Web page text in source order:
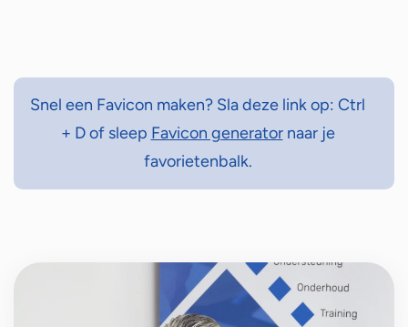
Snel een Favicon maken? Sla deze link op: Ctrl
+ D of sleep Favicon generatornaar je
favorietenbalk.